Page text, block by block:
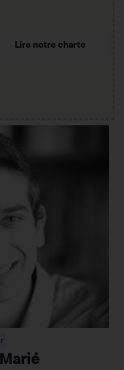
Lire notre charte